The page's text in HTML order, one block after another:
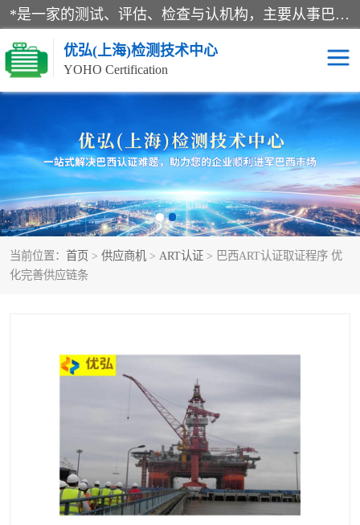
*是一家的测试、评估、检查与认机构，主要从事巴西NR10认证、NR12认证、NR13认证；ANATEL认证、INMTRO认证，欧盟CE认证：MD认证，PED认证，MID认证，ATEX认证，德国蓝色天使认证。
优弘(上海)检测技术中心
YOHO Certification
当前位置： 首页 > 供应商机 > ART认证 > 巴西ART认证取证程序 优
化完善供应链条
RECYCLASS认证 NR10认证
NR12认证 NR13认证
ART认证 巴西NR认证
巴西认证 RETIE认证